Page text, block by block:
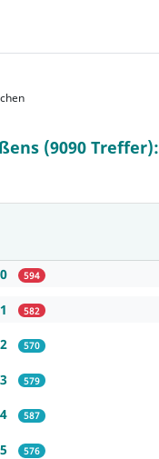
(9090 Treffer):
594
582
570
579
587
576